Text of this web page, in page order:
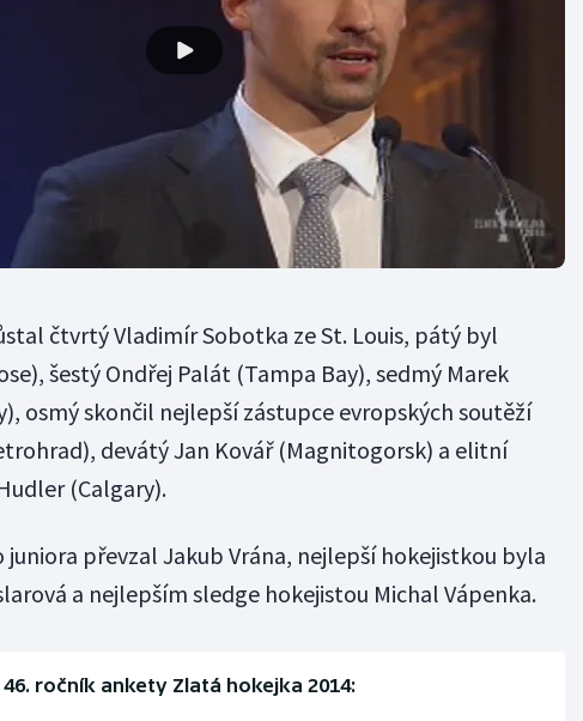
čtvrtý Vladimír Sobotka ze St. Louis, pátý byl
šestý Ondřej Palát (Tampa Bay), sedmý Marek
osmý skončil nejlepší zástupce evropských soutěží
devátý Jan Kovář (Magnitogorsk) a elitní
(Calgary).
juniora převzal Jakub Vrána, nejlepší hokejistkou byla
a nejlepším sledge hokejistou Michal Vápenka.
46. ročník ankety Zlatá hokejka 2014: